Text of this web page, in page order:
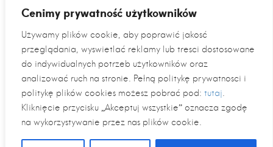
Cenimy prywatność użytkowników
Używamy plików cookie, aby poprawić jakość
przeglądania, wyświetlać reklamy lub treści dostosowane
do indywidualnych potrzeb użytkowników oraz
analizować ruch na stronie. Pełną politykę prywatności i
politykę plików cookies możesz pobrać pod: tutaj.
Kliknięcie przycisku „Akceptuj wszystkie” oznacza zgodę
na wykorzystywanie przez nas plików cookie.